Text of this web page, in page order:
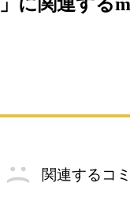
関連するコ